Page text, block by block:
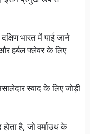
भारत में पाई जाने
हर्बल फ्लेवर के लिए
स्वाद के लिए जोड़ी
है, जो वर्माउथ के